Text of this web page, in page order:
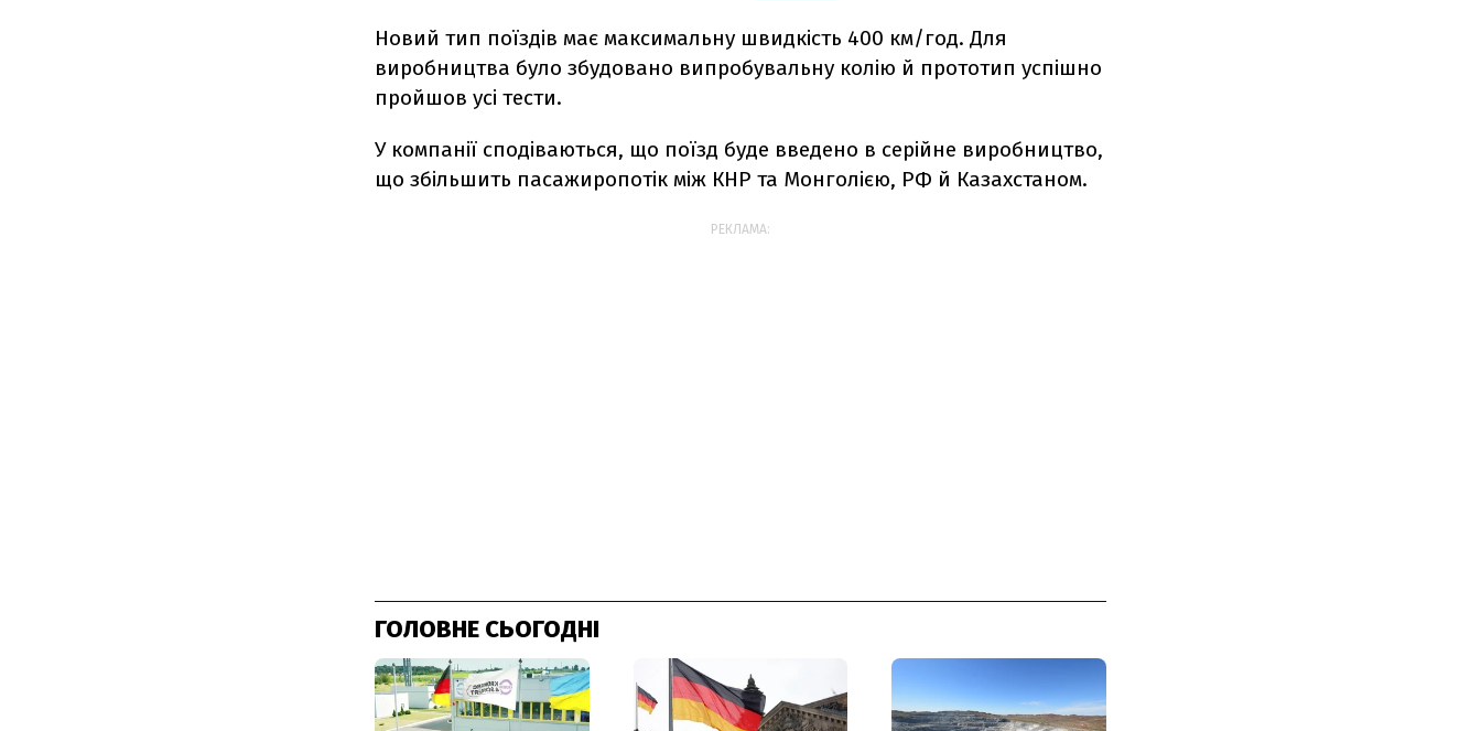
Новий тип поїздів має максимальну швидкість 400 км/год. Для
виробництва було збудовано випробувальну колію й прототип успішно
пройшов усі тести.
У компанії сподіваються, що поїзд буде введено в серійне виробництво,
що збільшить пасажиропотік між КНР та Монголією, РФ й Казахстаном.
РЕКЛАМА:
ГОЛОВНЕ СЬОГОДНІ